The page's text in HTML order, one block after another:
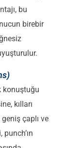
bu
birebir
konuştuğu
kılları
çaplı ve